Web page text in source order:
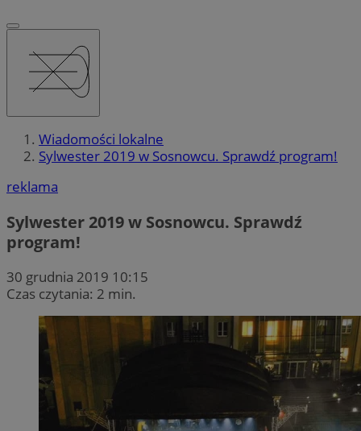
Wiadomości lokalne
Sylwester 2019 w Sosnowcu. Sprawdź program!
reklama
Sylwester 2019 w Sosnowcu. Sprawdź
program!
30 grudnia 2019 10:15
Czas czytania: 2 min.